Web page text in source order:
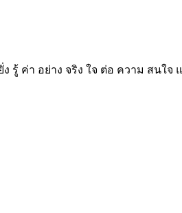
หยั่ง รู้ ค่า อย่าง จริง ใจ ต่อ ความ สน